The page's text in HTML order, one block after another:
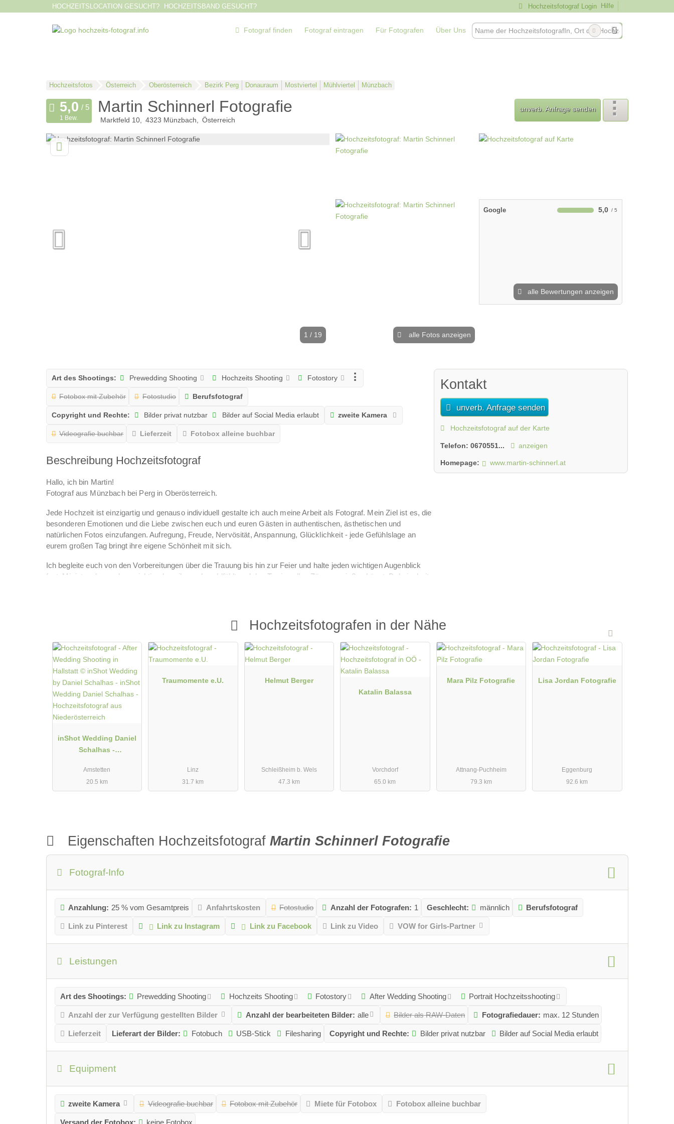
HOCHZEITSLOCATION GESUCHT? HOCHZEITSBAND GESUCHT? Hochzeitsfotograf Login Hilfe
Fotograf finden Fotograf eintragen Für Fotografen Über Uns
Hochzeitsfotos Österreich Oberösterreich Bezirk Perg Donauraum Mostviertel Mühlviertel Münzbach
Martin Schinnerl Fotografie
Marktfeld 10 4323 Münzbach Österreich
unverb. Anfrage senden
1 Bew.
1 / 19 alle Fotos anzeigen
Google 5,0
alle Bewertungen anzeigen
Art des Shootings: Prewedding Shooting Hochzeits Shooting Fotostory
Fotobox mit Zubehör Fotostudio Berufsfotograf
Copyright und Rechte: Bilder privat nutzbar Bilder auf Social Media erlaubt zweite Kamera
Videografie buchbar Lieferzeit Fotobox alleine buchbar
Beschreibung Hochzeitsfotograf
Hallo, ich bin Martin!
Fotograf aus Münzbach bei Perg in Oberösterreich.
Jede Hochzeit ist einzigartig und genauso individuell gestalte ich auch meine Arbeit als Fotograf. Mein Ziel ist es, die
besonderen Emotionen und die Liebe zwischen euch und euren Gästen in authentischen, ästhetischen und
natürlichen Fotos einzufangen. Aufregung, Freude, Nervösität, Anspannung, Glücklichkeit - jede Gefühlslage an
eurem großen Tag bringt ihre eigene Schönheit mit sich.
Ich begleite euch von den Vorbereitungen über die Trauung bis hin zur Feier und halte jeden wichtigen Augenblick
fest. Mir ist es besonders wichtig, dass ihr euch wohlfühlt und den Tag in vollen Zügen genießen könnt. Dabei arbeite
insbesondere zum Kennenlernen von Fotograf und Brautpaar. Außerdem könnt ihr die Bilder gleich für eure
und Vorstellungen zugeschnitten ist.
Überzeugt euch selbst von meiner Arbeit und werft einen Blick auf meine Galerie. Ich freue mich darauf, euch
kennenzulernen und eure Hochzeit zu einem unvergesslichen Erlebnis zu machen.
Kontakt
unverb. Anfrage senden
Hochzeitsfotograf auf der Karte
Telefon:0670551... anzeigen
Homepage: www.martin-schinnerl.at
Hochzeitsfotografen in der Nähe
inShot Wedding Daniel
Schalhas -
Niederösterreich
Amstetten
20.5 km
Traumomente e.U.
Linz
31.7 km
Helmut Berger
Schleißheim b. Wels
47.3 km
Katalin Balassa
Vorchdorf
65.0 km
Mara Pilz Fotografie
Attnang-Puchheim
79.3 km
Lisa Jordan Fotografie
Eggenburg
92.6 km
Eigenschaften HochzeitsfotografMartin Schinnerl Fotografie
Fotograf-Info
Anzahlung: 25 % vom Gesamtpreis Anfahrtskosten Fotostudio Anzahl der Fotografen: 1 Geschlecht: männlich Berufsfotograf
Link zu Pinterest Link zu Instagram Link zu Facebook Link zu Video VOW for Girls-Partner
Leistungen
Art des Shootings: Prewedding Shooting Hochzeits Shooting Fotostory After Wedding Shooting Portrait Hochzeitsshooting
Anzahl der zur Verfügung gestellten Bilder Anzahl der bearbeiteten Bilder: alle Bilder als RAW-Daten Fotografiedauer: max. 12 Stunden
Lieferzeit Lieferart der Bilder: Fotobuch USB-Stick Filesharing Copyright und Rechte: Bilder privat nutzbar Bilder auf Social Media erlaubt
Equipment
zweite Kamera Videografie buchbar Fotobox mit Zubehör Miete für Fotobox Fotobox alleine buchbar